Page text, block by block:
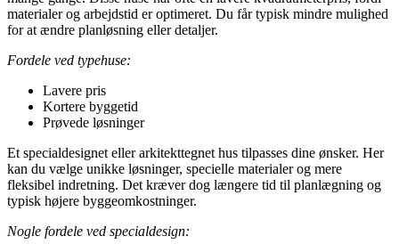
materialer og arbejdstid er optimeret. Du får typisk mindre mulighed
for at ændre planløsning eller detaljer.
Fordele ved typehuse:
Lavere pris
Kortere byggetid
Prøvede løsninger
Et specialdesignet eller arkitekttegnet hus tilpasses dine ønsker. Her
kan du vælge unikke løsninger, specielle materialer og mere
fleksibel indretning. Det kræver dog længere tid til planlægning og
typisk højere byggeomkostninger.
Nogle fordele ved specialdesign: